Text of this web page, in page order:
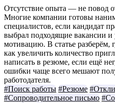
Отсутствие опыта — не повод
Многие компании готовы
специалистов, если кандидат
выбрал подходящие вакансии и
мотивацию. В статье разберём,
как увеличить количество
написать в резюме, если ещё
ошибки чаще всего мешают
работодателя.
#Поиск работы #Резюме
#Сопроводительное письмо